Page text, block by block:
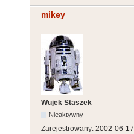
mikey
Wujek Staszek
Nieaktywny
Zarejestrowany: 2002-06-17